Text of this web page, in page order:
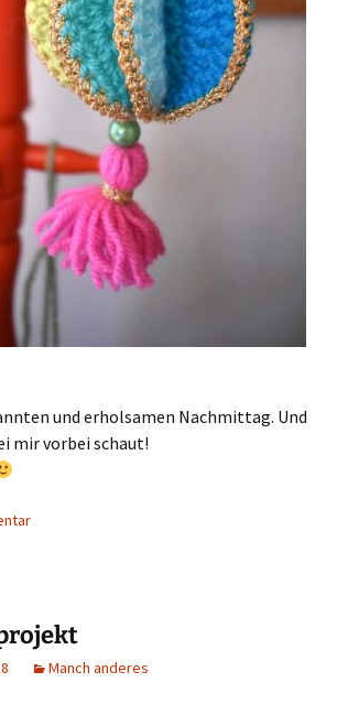
und erholsamen Nachmittag. Und
mir vorbei schaut!
Manch anderes